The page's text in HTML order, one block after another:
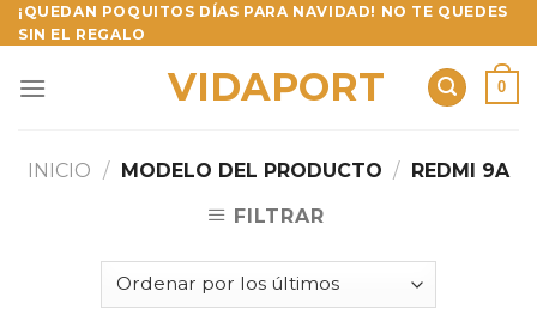
Skip
to
¡QUEDAN POQUITOS DÍAS PARA NAVIDAD! NO TE QUEDES
SIN EL REGALO
VIDAPORT 0
INICIO / MODELO DEL PRODUCTO / REDMI 9A
FILTRAR